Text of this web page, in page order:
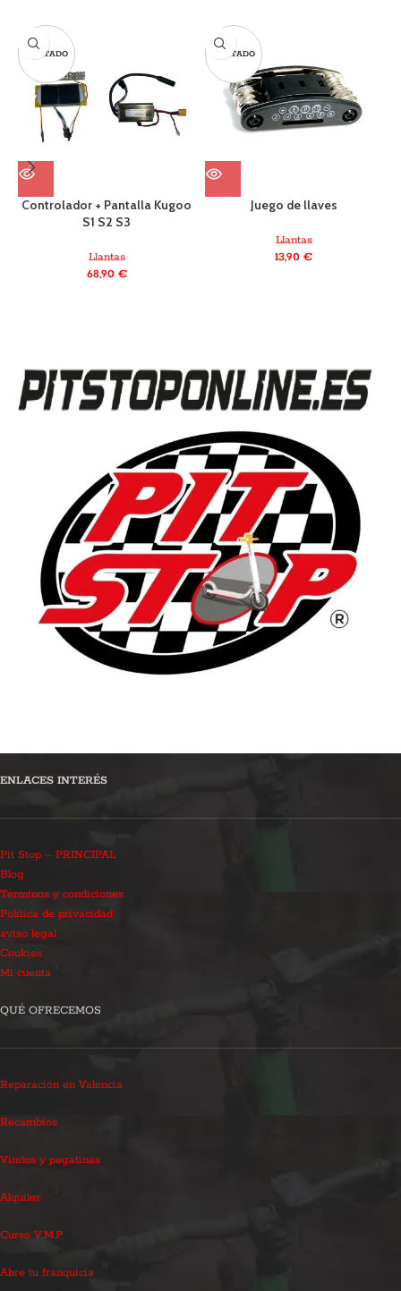
AGOTADO
Controlador + Pantalla Kugoo
S1 S2 S3
Llantas
68,90 €
AGOTADO
Juego de llaves
Llantas
13,90€
ENLACES INTERÉS
Pit Stop – PRINCIPAL
Blog
Términos y condiciones
Política de privacidad
aviso legal
Cookies
Mi cuenta
QUÉ OFRECEMOS
Reparación en Valencia
Recambios
Vinilos y pegatinas
Alquiler
Curso V.M.P.
Abre tu franquicia